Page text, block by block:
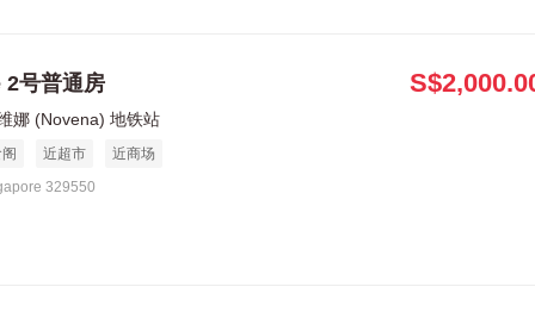
号普通房
娜 (Novena) 地铁站
近超市
近商场
329550